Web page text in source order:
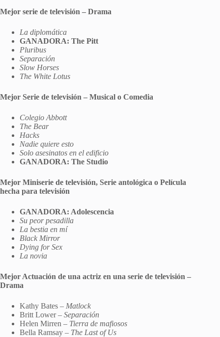
Mejor serie de televisión – Drama
La diplomática
GANADORA: The Pitt
Pluribus
Separación
Slow Horses
The White Lotus
Mejor Serie de televisión – Musical o Comedia
Colegio Abbott
The Bear
Hacks
Nadie quiere esto
Solo asesinatos en el edificio
GANADORA: The Studio
Mejor Miniserie de televisión, Serie antológica o Película
hecha para televisión
GANADORA: Adolescencia
Su peor pesadilla
La bestia en mí
Black Mirror
Dying for Sex
La novia
Mejor Actuación de una actriz en una serie de televisión –
Drama
Kathy Bates – Matlock
Britt Lower – Separación
Helen Mirren – Tierra de mafiosos
Bella Ramsay – The Last of Us